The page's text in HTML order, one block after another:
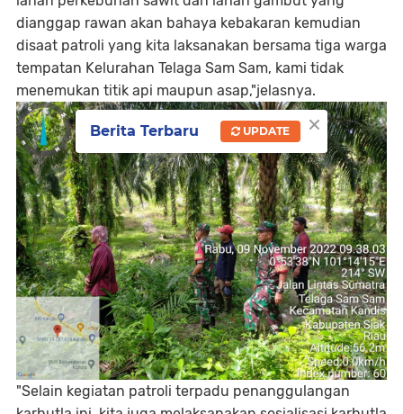
dianggap rawan akan bahaya kebakaran kemudian
disaat patroli yang kita laksanakan bersama tiga warga
tempatan Kelurahan Telaga Sam Sam, kami tidak
menemukan titik api maupun asap,"jelasnya.
"Selain kegiatan patroli terpadu penanggulangan
×
Berita Terbaru UPDATE